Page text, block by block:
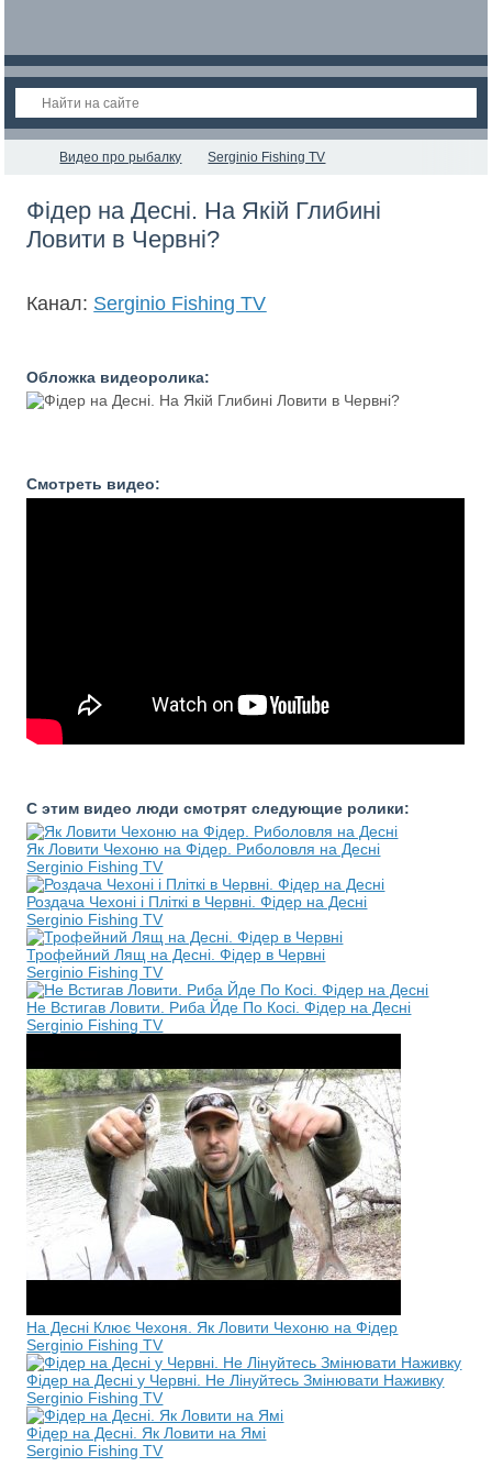
Видео про рыбалку Serginio Fishing TV
Фідер на Десні. На Якій Глибині
Ловити в Червні?
Канал: Serginio Fishing TV
Обложка видеоролика:
Смотреть видео:
С этим видео люди смотрят следующие ролики:
Як Ловити Чехоню на Фідер. Риболовля на Десні
Serginio Fishing TV
Роздача Чехоні і Пліткі в Червні. Фідер на Десні
Serginio Fishing TV
Трофейний Лящ на Десні. Фідер в Червні
Serginio Fishing TV
Не Встигав Ловити. Риба Йде По Косі. Фідер на Десні
Serginio Fishing TV
На Десні Клює Чехоня. Як Ловити Чехоню на Фідер
Serginio Fishing TV
Фідер на Десні у Червні. Не Лінуйтесь Змінювати Наживку
Serginio Fishing TV
Фідер на Десні. Як Ловити на Ямі
Serginio Fishing TV